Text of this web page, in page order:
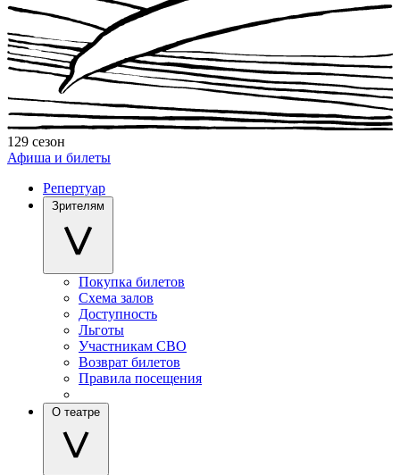
129 сезон
Афиша и билеты
Репертуар
Зрителям
Покупка билетов
Схема залов
Доступность
Льготы
Участникам СВО
Возврат билетов
Правила посещения
О театре